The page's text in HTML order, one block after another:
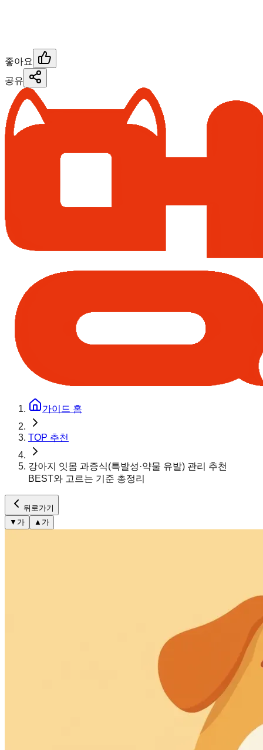
좋아요
공유
가이드 홈
TOP 추천
강아지 잇몸 과증식(특발성·약물 유발) 관리 추천
BEST와 고르는 기준 총정리
뒤로가기
▼ 가 ▲ 가